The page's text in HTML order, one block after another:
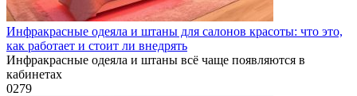
Инфракрасные одеяла и штаны для салонов красоты: что это,
как работает и стоит ли внедрять
Инфракрасные одеяла и штаны всё чаще появляются в
кабинетах
0279